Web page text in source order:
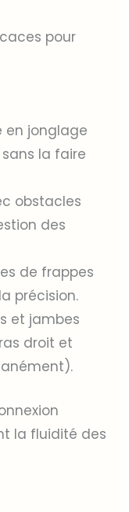
pour
en jonglage
la faire
obstacles
des
de frappes
précision.
et jambes
droit et
la fluidité des